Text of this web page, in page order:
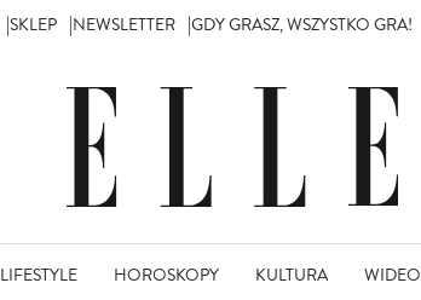
SKLEP NEWSLETTER GDY GRASZ, WSZYSTKO GRA!
LIFESTYLE HOROSKOPY KULTURA WIDEO